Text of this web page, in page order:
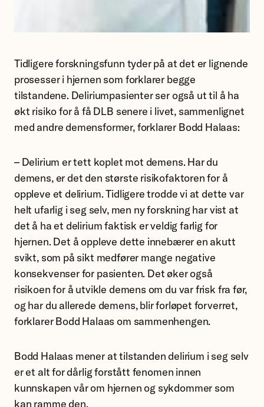
Nathalie
Bodd
Halaas,
Ullevål
sykehus.
Tidligere forskningsfunn tyder på at det er lignende
prosesser i hjernen som forklarer begge
tilstandene. Deliriumpasienter ser også ut til å ha
økt risiko for å få DLB senere i livet, sammenlignet
med andre demensformer, forklarer Bodd Halaas:
– Delirium er tett koplet mot demens. Har du
demens, er det den største risikofaktoren for å
oppleve et delirium. Tidligere trodde vi at dette var
helt ufarlig i seg selv, men ny forskning har vist at
det å ha et delirium faktisk er veldig farlig for
hjernen. Det å oppleve dette innebærer en akutt
svikt, som på sikt medfører mange negative
konsekvenser for pasienten. Det øker også
risikoen for å utvikle demens om du var frisk fra før,
og har du allerede demens, blir forløpet forverret,
forklarer Bodd Halaas om sammenhengen.
Bodd Halaas mener at tilstanden delirium i seg selv
er et alt for dårlig forstått fenomen innen
kunnskapen vår om hjernen og sykdommer som
kan ramme den.